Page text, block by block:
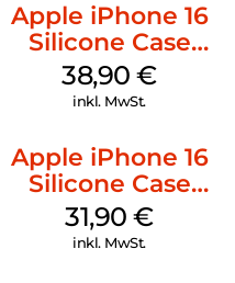
Apple iPhone 16
Silicone Case
MagSafe
Ultramarine
38,90€
inkl. MwSt.
Apple iPhone 16
Silicone Case
MagSafe Fuchsia
31,90€
inkl. MwSt.